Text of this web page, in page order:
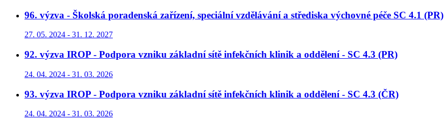
96. výzva - Školská poradenská zařízení, speciální vzdělávání a střediska výchovné péče SC 4.1 (PR)
27. 05. 2024 - 31. 12. 2027
92. výzva IROP - Podpora vzniku základní sítě infekčních klinik a oddělení - SC 4.3 (PR)
24. 04. 2024 - 31. 03. 2026
93. výzva IROP - Podpora vzniku základní sítě infekčních klinik a oddělení - SC 4.3 (ČR)
24. 04. 2024 - 31. 03. 2026